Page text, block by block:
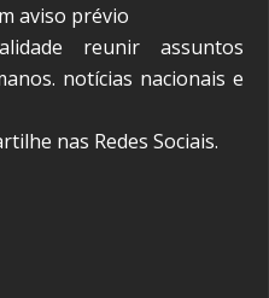
aviso prévio
reunir assuntos
notícias nacionais e
nas Redes Sociais.